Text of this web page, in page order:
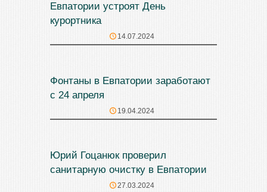
Евпатории устроят День
курортника
14.07.2024
Фонтаны в Евпатории заработают
с 24 апреля
19.04.2024
Юрий Гоцанюк проверил
санитарную очистку в Евпатории
27.03.2024